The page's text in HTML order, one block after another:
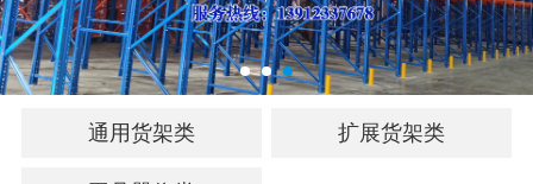
通用货架类 扩展货架类